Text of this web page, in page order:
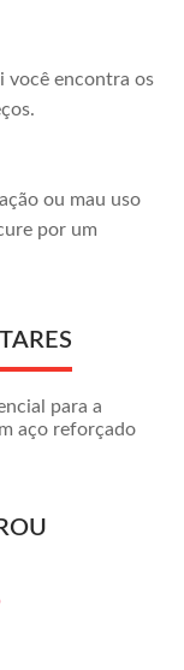
você encontra os
ou mau uso
por um
para a
aço reforçado